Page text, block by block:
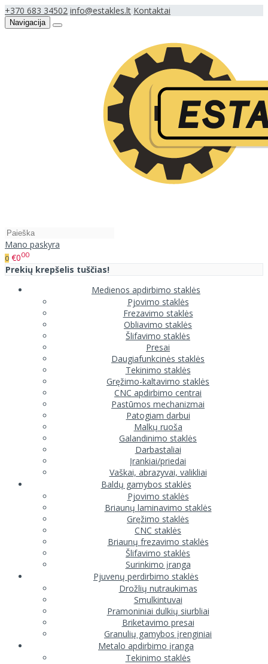
+370 683 34502 info@estakles.lt Kontaktai
Navigacija
Mano paskyra
0 €000
Prekių krepšelis tuščias!
Medienos apdirbimo staklės
Pjovimo staklės
Frezavimo staklės
Obliavimo staklės
Šlifavimo staklės
Presai
Daugiafunkcinės staklės
Tekinimo staklės
Gręžimo-kaltavimo staklės
CNC apdirbimo centrai
Pastūmos mechanizmai
Patogiam darbui
Malkų ruoša
Galandinimo staklės
Darbastaliai
Įrankiai/priedai
Vaškai, abrazyvai, valikliai
Baldų gamybos staklės
Pjovimo staklės
Briaunų laminavimo staklės
Gręžimo staklės
CNC staklės
Briaunų frezavimo staklės
Šlifavimo staklės
Surinkimo įranga
Pjuvenų perdirbimo staklės
Drožlių nutraukimas
Smulkintuvai
Pramoniniai dulkių siurbliai
Briketavimo presai
Granulių gamybos įrenginiai
Metalo apdirbimo įranga
Tekinimo staklės